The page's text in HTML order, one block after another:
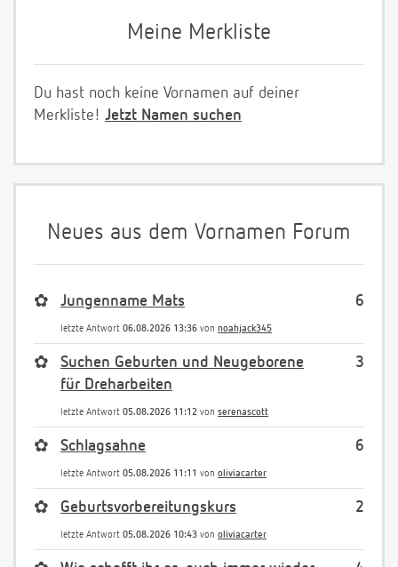
Meine Merkliste
Du hast noch keine Vornamen auf deiner
Merkliste! Jetzt Namen suchen
Neues aus dem Vornamen Forum
6
✿ Jungenname Mats
letzte Antwort 06.08.2026 13:36 von noahjack345
3
✿
Suchen Geburten und Neugeborene
für Dreharbeiten
letzte Antwort 05.08.2026 11:12 von serenascott
6
✿ Schlagsahne
letzte Antwort 05.08.2026 11:11 von oliviacarter
2
✿ Geburtsvorbereitungskurs
letzte Antwort 05.08.2026 10:43 von oliviacarter